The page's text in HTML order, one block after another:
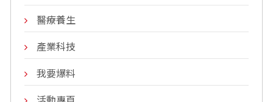
醫療養生
產業科技
我要爆料